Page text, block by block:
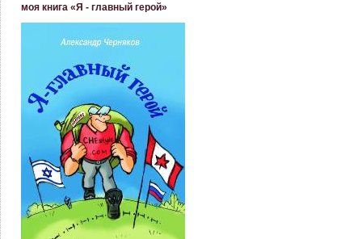
моя книга «Я - главный герой»